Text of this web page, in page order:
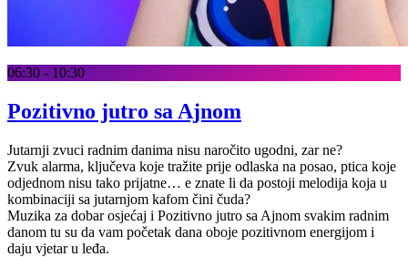
06:30 - 10:30
Pozitivno jutro sa Ajnom
Jutarnji zvuci radnim danima nisu naročito ugodni, zar ne?
Zvuk alarma, ključeva koje tražite prije odlaska na posao, ptica koje
odjednom nisu tako prijatne… e znate li da postoji melodija koja u
kombinaciji sa jutarnjom kafom čini čuda?
Muzika za dobar osjećaj i Pozitivno jutro sa Ajnom svakim radnim
danom tu su da vam početak dana oboje pozitivnom energijom i
daju vjetar u leđa.